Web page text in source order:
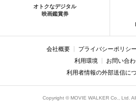
オトクなデジタル
映画鑑賞券
会社概要 プライバシーポリシー
利用環境
お問い合
利用者情報の外部送信に
Copyright © MOVIE WALKER Co., Ltd.